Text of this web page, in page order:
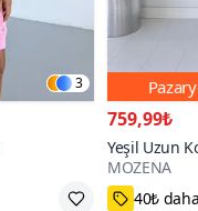
3
759,99₺
Yeşil Uzun
Modal Elbise
MOZENA
40₺ daha
S,M,L